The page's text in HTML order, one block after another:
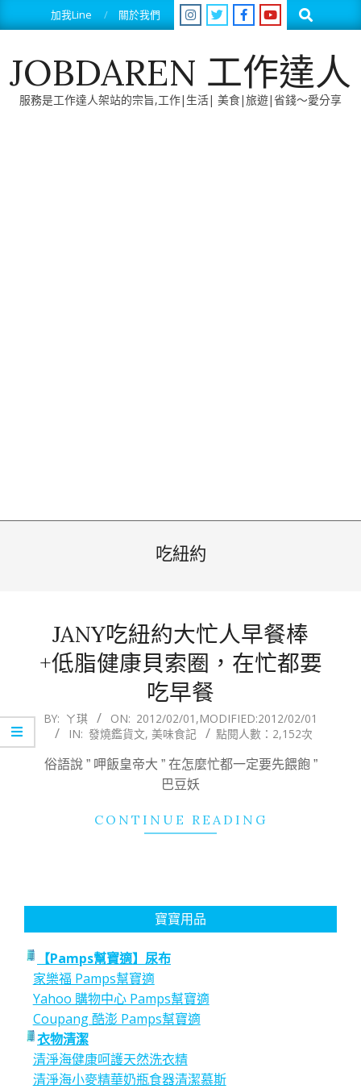
to
加我Line 關於我們 Search
JOBDAREN 工作達人
服務是工作達人架站的宗旨,工作|生活| 美食|旅遊|省錢～愛分享
吃紐約
JANY吃紐約大忙人早餐棒
+低脂健康貝索圈，在忙都要
吃早餐
2012-
01
BY: ㄚ琪 ON: 2012/02/01 ,MODIFIED:2012/02/01
IN: 發燒鑑貨文, 美味食記 點閱人數：2,152次
俗語說 ” 呷飯皇帝大 ” 在怎麼忙都一定要先餵飽 ”
巴豆妖
CONTINUE READING
寶寶用品
【Pamps幫寶適】尿布
家樂福 Pamps幫寶適
Yahoo 購物中心 Pamps幫寶適
Coupang 酷澎 Pamps幫寶適
衣物清潔
清淨海健康呵護天然洗衣精
清淨海小麥精華奶瓶食器清潔慕斯